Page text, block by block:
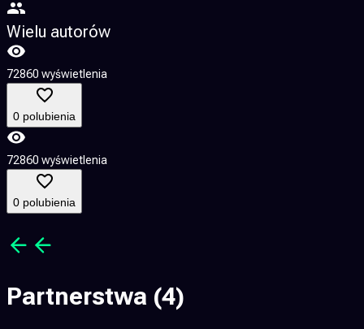
Wielu autorów
72860 wyświetlenia
0 polubienia
72860 wyświetlenia
0 polubienia
Partnerstwa (4)